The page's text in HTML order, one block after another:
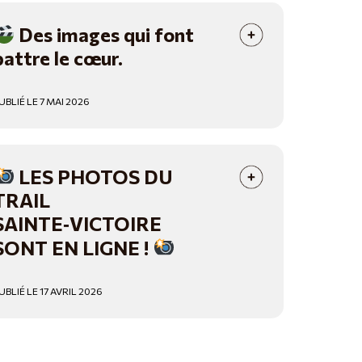
Des images qui font
le cœur.
LE 7 MAI 2026
LES PHOTOS DU
EN LIGNE !
LE 17 AVRIL 2026